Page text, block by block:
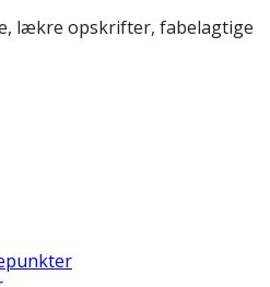
lækre opskrifter, fabelagtige